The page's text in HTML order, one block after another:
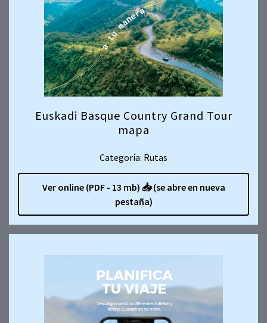
Euskadi Basque Country Grand Tour
mapa
Categoría: Rutas
Ver online (PDF - 13 mb) 📥 (se abre en nueva
pestaña)